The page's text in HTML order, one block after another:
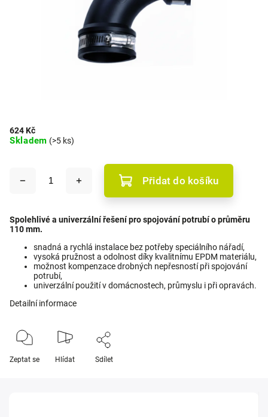
624 Kč
Skladem (>5 ks)
Přidat do košíku
Spolehlivé a univerzální řešení pro spojování potrubí o průměru
110 mm.
snadná a rychlá instalace bez potřeby speciálního nářadí,
vysoká pružnost a odolnost díky kvalitnímu EPDM materiálu,
možnost kompenzace drobných nepřesností při spojování
potrubí,
univerzální použití v domácnostech, průmyslu i při opravách.
Detailní informace
Zeptat se Hlídat Sdílet